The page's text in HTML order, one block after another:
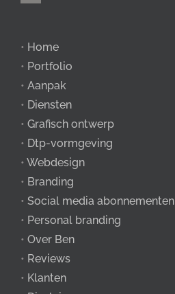
• Home
• Portfolio
• Aanpak
• Diensten
• Grafisch ontwerp
• Dtp-vormgeving
• Webdesign
• Branding
• Social media abonnementen
• Personal branding
• Over Ben
• Reviews
• Klanten